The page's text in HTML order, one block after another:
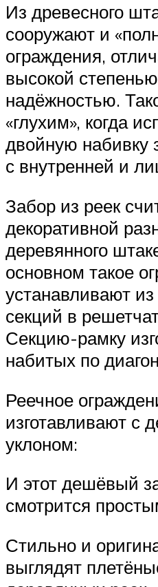
Из древесного
сооружают и
ограждения,
высокой
надёжностью.
«глухим», когда
двойную набивку
с внутренней и
Забор из реек
декоративной
деревянного
основном такое
устанавливают
секций в
Секцию-рамку
набитых по
Реечное
изготавливают с
уклоном:
И этот дешёвый
смотрится
Стильно и
выглядят